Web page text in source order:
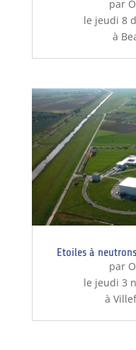
par
le jeudi 8
à
Etoiles à
par
le jeudi 3
à